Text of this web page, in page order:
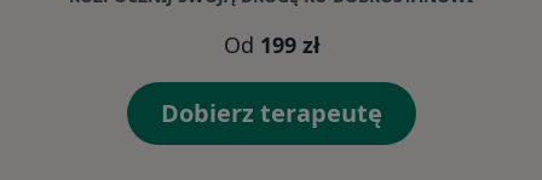
Od 199 zł
Dobierz terapeutę